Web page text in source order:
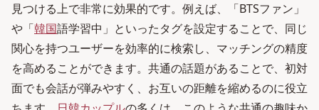
見つける上で非常に効果的です。例えば、「BTSファン」
や「韓国語学習中」といったタグを設定することで、同じ
関心を持つユーザーを効率的に検索し、マッチングの精度
を高めることができます。共通の話題があることで、初対
面でも会話が弾みやすく、お互いの距離を縮めるのに役立